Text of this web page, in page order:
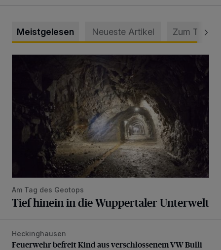
Meistgelesen Neueste Artikel Zum Thema
Am Tag des Geotops
Tief hinein in die Wuppertaler Unterwelt
Feuerwehr befreit Kind aus verschlossenem VW Bulli
Heckinghausen
Feuerwehr befreit Kind aus verschlossenem VW Bulli